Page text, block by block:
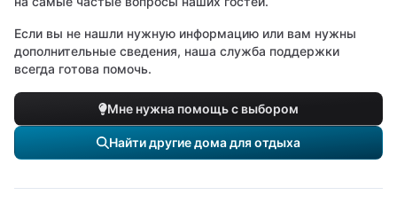
Если вы не нашли нужную информацию или вам нужны
дополнительные сведения, наша служба поддержки
всегда готова помочь.
Мне нужна помощь с выбором
Найти другие дома для отдыха